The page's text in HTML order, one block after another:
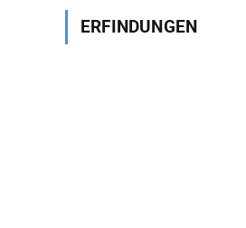
ERFINDUNGEN